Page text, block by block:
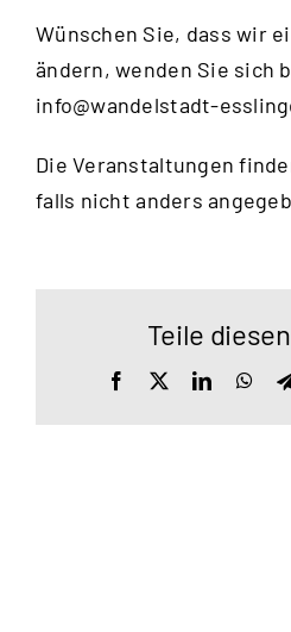
Wünschen Sie, dass wir
ändern, wenden Sie sich
info@wandelstadt-
Die Veranstaltungen
falls nicht anders
Teile
Facebook LinkedIn